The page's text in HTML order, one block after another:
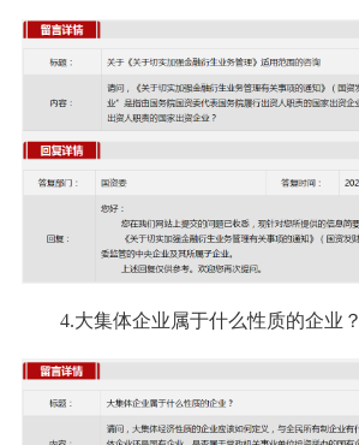
4.大集体企业属于什么性质的企业？